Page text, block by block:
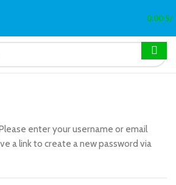
0.00S/
enter your username or email
a link to create a new password via